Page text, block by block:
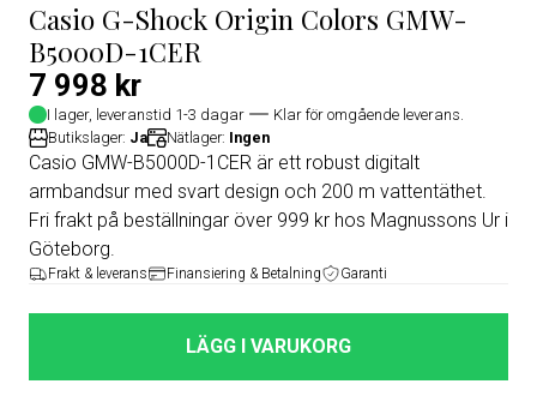
Casio G-Shock Origin Colors GMW-
B5000D-1CER
7 998 kr
I lager, leveranstid 1-3 dagar
Klar för omgående leverans.
Butikslager: Ja Nätlager: Ingen
Casio GMW-B5000D-1CER är ett robust digitalt
armbandsur med svart design och 200 m vattentäthet.
Fri frakt på beställningar över 999 kr hos Magnussons Ur i
Göteborg.
Frakt & leverans Finansiering & Betalning Garanti
LÄGG I VARUKORG